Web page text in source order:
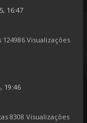
16:47
124986 Visualizações
19:46
8308 Visualizações